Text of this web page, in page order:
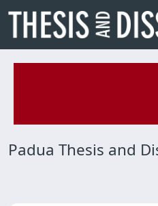
Padua Thesis and